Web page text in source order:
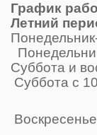
Летний
Суббота
Суббота с